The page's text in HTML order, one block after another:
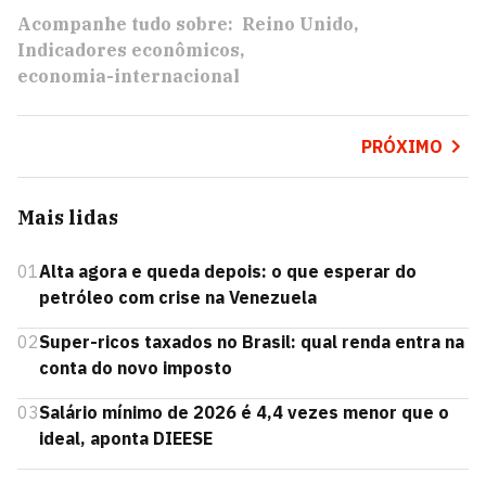
Acompanhe tudo sobre: Reino Unido
Indicadores econômicos
economia-internacional
PRÓXIMO
Mais lidas
01Alta agora e queda depois: o que esperar do
petróleo com crise na Venezuela
02Super-ricos taxados no Brasil: qual renda entra na
conta do novo imposto
03Salário mínimo de 2026 é 4,4 vezes menor que o
ideal, aponta DIEESE